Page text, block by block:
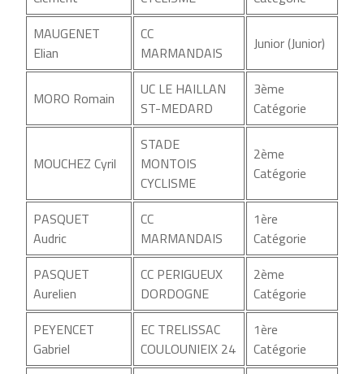
MAUGENET
Elian
CC
MARMANDAIS
Junior (Junior)
MORO Romain
UC LE HAILLAN
ST-MEDARD
3ème
Catégorie
MOUCHEZ Cyril
STADE
MONTOIS
CYCLISME
2ème
Catégorie
PASQUET
Audric
CC
MARMANDAIS
1ère
Catégorie
PASQUET
Aurelien
CC PERIGUEUX
DORDOGNE
2ème
Catégorie
PEYENCET
Gabriel
EC TRELISSAC
COULOUNIEIX 24
1ère
Catégorie